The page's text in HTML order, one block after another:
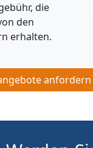
die
den
erhalten.
anfordern